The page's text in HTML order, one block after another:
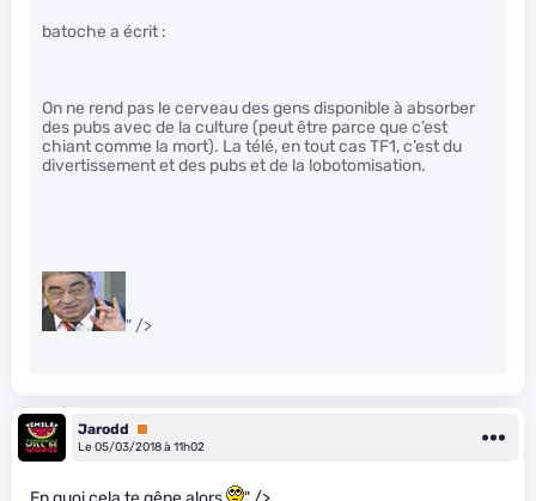
batoche a écrit :
On ne rend pas le cerveau des gens disponible à absorber
des pubs avec de la culture (peut être parce que c’est
chiant comme la mort). La télé, en tout cas TF1, c’est du
divertissement et des pubs et de la lobotomisation.
" />
Jarodd
Premium
Le 05/03/2018 à 11h02